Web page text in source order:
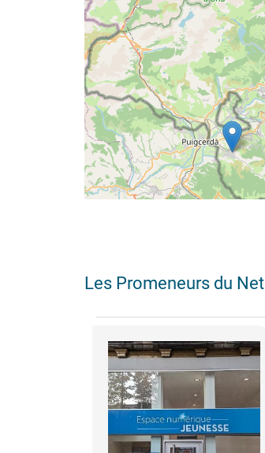
Les Promeneurs du Net